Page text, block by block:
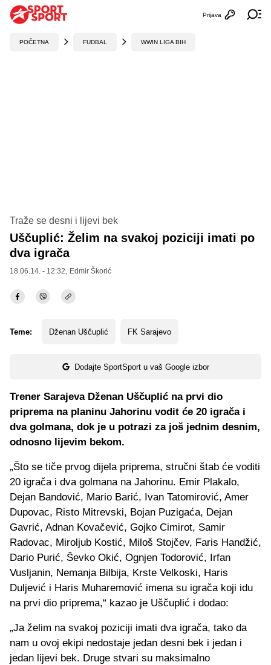
Otvori
Prijava
POČETNA FUDBAL WWIN LIGA BIH
Traže se desni i lijevi bek
Uščuplić: Želim na svakoj poziciji imati po
dva igrača
18.06.14. - 12:32, Edmir Škorić
Teme: Dženan Uščuplić FK Sarajevo
Dodajte SportSport u vaš Google izbor
Trener Sarajeva Dženan Uščuplić na prvi dio
priprema na planinu Jahorinu vodit će 20 igrača i
dva golmana, dok je u potrazi za još jednim desnim,
odnosno lijevim bekom.
„Što se tiče prvog dijela priprema, stručni štab će voditi
20 igrača i dva golmana na Jahorinu. Emir Plakalo,
Dejan Bandović, Mario Barić, Ivan Tatomirović, Amer
Dupovac, Risto Mitrevski, Bojan Puzigaća, Dejan
Gavrić, Adnan Kovačević, Gojko Cimirot, Samir
Radovac, Miroljub Kostić, Miloš Stojčev, Faris Handžić,
Dario Purić, Ševko Okić, Ognjen Todorović, Irfan
Vusljanin, Nemanja Bilbija, Krste Velkoski, Haris
Duljević i Haris Muharemović imena su igrača koji idu
na prvi dio priprema,“ kazao je Uščuplić i dodao:
„Ja želim na svakoj poziciji imati dva igrača, tako da
nam u ovoj ekipi nedostaje jedan desni bek i jedan i
jedan lijevi bek. Druge stvari su maksimalno